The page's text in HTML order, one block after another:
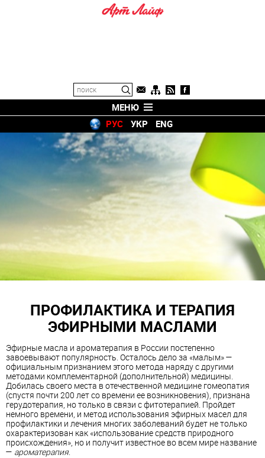
МЕНЮ
РУС
УКР ENG
ПРОФИЛАКТИКА И ТЕРАПИЯ
ЭФИРНЫМИ МАСЛАМИ
Эфирные масла и ароматерапия в России постепенно
завоевывают популярность. Осталось дело за «малым» —
официальным признанием этого метода наряду с другими
методами комплементарной (дополнительной) медицины.
Добилась своего места в отечественной медицине гомеопатия
(спустя почти 200 лет со времени ее возникновения), признана
герудотерапия, но только в связи с фитотерапией. Пройдет
немного времени, и метод использования эфирных масел для
профилактики и лечения многих заболеваний будет не только
охарактеризован как «использование средств природного
происхождения», но и получит известное во всем мире название
— ароматерапия.